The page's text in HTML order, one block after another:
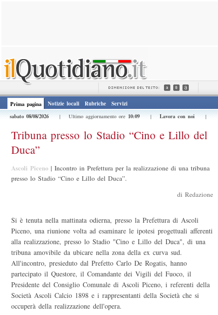
Prima pagina Notizie locali Rubriche
Servizi
sabato 08/08/2026
| Ultimo aggiornamento ore 10:09 | Lavora con noi |
Tribuna presso lo Stadio “Cino e Lillo del
Duca”
Ascoli Piceno | Incontro in Prefettura per la realizzazione di una tribuna
presso lo Stadio “Cino e Lillo del Duca”.
di Redazione
Si è tenuta nella mattinata odierna, presso la Prefettura di Ascoli
Piceno, una riunione volta ad esaminare le ipotesi progettuali afferenti
alla realizzazione, presso lo Stadio "Cino e Lillo del Duca", di una
tribuna amovibile da ubicare nella zona della ex curva sud.
All'incontro, presieduto dal Prefetto Carlo De Rogatis, hanno
partecipato il Questore, il Comandante dei Vigili del Fuoco, il
Presidente del Consiglio Comunale di Ascoli Piceno, i referenti della
Società Ascoli Calcio 1898 e i rappresentanti della Società che si
occuperà della realizzazione dell'opera.